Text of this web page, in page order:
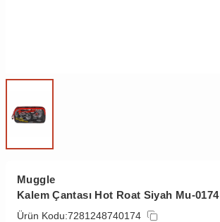
Muggle
Kalem Çantası Hot Roat Siyah Mu-0174
Ürün Kodu:7281248740174